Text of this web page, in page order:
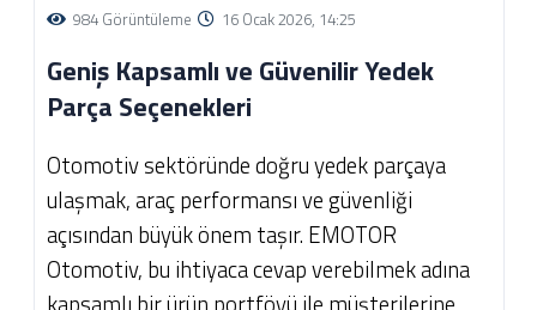
984 Görüntüleme 16 Ocak 2026, 14:25
Geniş Kapsamlı ve Güvenilir Yedek
Parça Seçenekleri
Otomotiv sektöründe doğru yedek parçaya
ulaşmak, araç performansı ve güvenliği
açısından büyük önem taşır. EMOTOR
Otomotiv, bu ihtiyaca cevap verebilmek adına